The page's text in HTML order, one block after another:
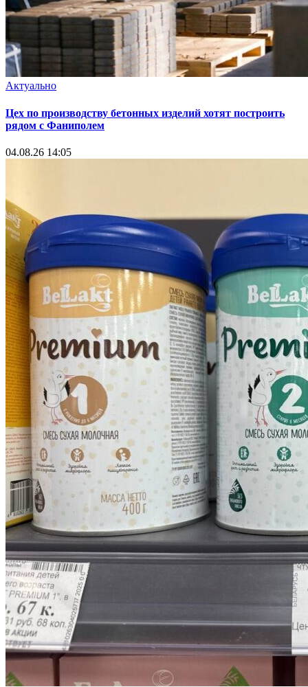
Актуально
Цех по производству бетонных изделий хотят построить
рядом с Фаниполем
04.08.26 14:05